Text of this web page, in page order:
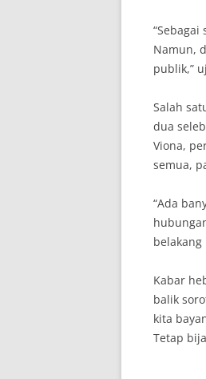
Namun,
publik,”
Salah
dua
Viona,
semua,
“Ada
belakang
Kabar
balik
kita
Tetap